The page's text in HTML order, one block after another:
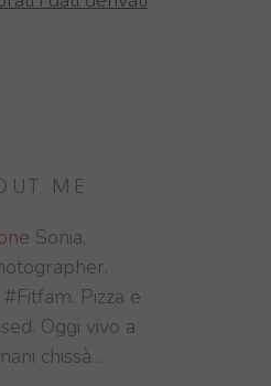
ME
Sonia,
Pizza e
Oggi vivo a
chissà...